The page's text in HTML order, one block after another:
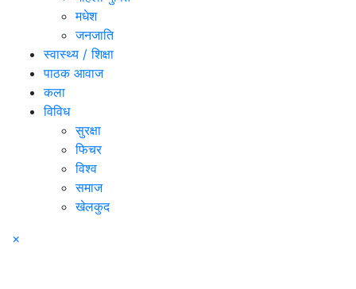
मधेश
जनजाति
स्वास्थ्य / शिक्षा
पाठक आवाज
कला
विविध
सुरक्षा
फिचर
विश्व
समाज
खेलकुद
×